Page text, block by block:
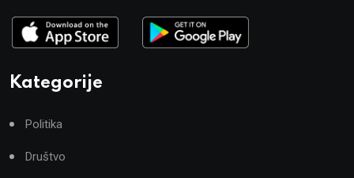
Kategorije
Politika
Društvo